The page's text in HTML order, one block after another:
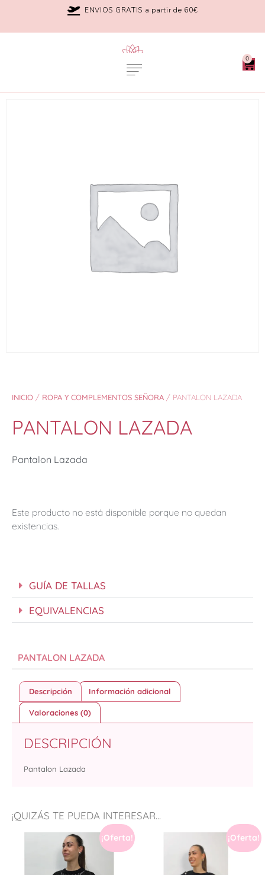
ENVIOS GRATIS a partir de 60€
0
INICIO / ROPA Y COMPLEMENTOS SEÑORA / PANTALON LAZADA
PANTALON LAZADA
Pantalon Lazada
Este producto no está disponible porque no quedan
existencias.
GUÍA DE TALLAS
EQUIVALENCIAS
¡QUIZÁS TE PUEDA INTERESAR...
¡Oferta! ¡Oferta!
PANTALON LAZADA
Descripción Información adicional
Valoraciones (0)
DESCRIPCIÓN
Pantalon Lazada